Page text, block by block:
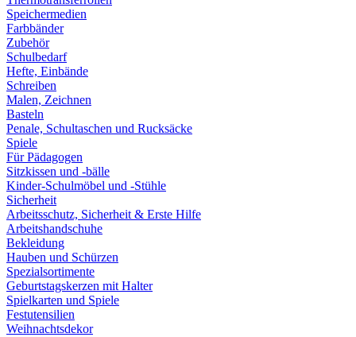
Speichermedien
Farbbänder
Zubehör
Schulbedarf
Hefte, Einbände
Schreiben
Malen, Zeichnen
Basteln
Penale, Schultaschen und Rucksäcke
Spiele
Für Pädagogen
Sitzkissen und -bälle
Kinder-Schulmöbel und -Stühle
Sicherheit
Arbeitsschutz, Sicherheit & Erste Hilfe
Arbeitshandschuhe
Bekleidung
Hauben und Schürzen
Spezialsortimente
Geburtstagskerzen mit Halter
Spielkarten und Spiele
Festutensilien
Weihnachtsdekor